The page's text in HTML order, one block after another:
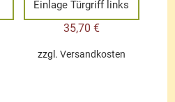
Einlage Türgriff links
35,70 €
zzgl. Versandkosten